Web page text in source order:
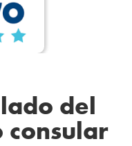
del
consular